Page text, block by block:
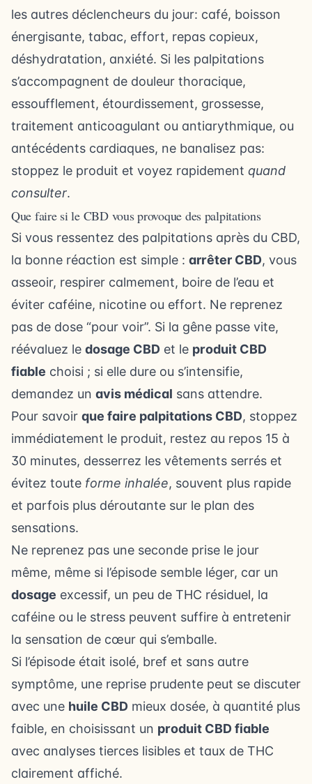
les autres déclencheurs du jour: café, boisson
énergisante, tabac, effort, repas copieux,
déshydratation, anxiété. Si les palpitations
s’accompagnent de douleur thoracique,
essoufflement, étourdissement, grossesse,
traitement anticoagulant ou antiarythmique, ou
antécédents cardiaques, ne banalisez pas:
stoppez le produit et voyez rapidement quand
consulter.
Que faire si le CBD vous provoque des palpitations
Si vous ressentez des palpitations après du CBD,
la bonne réaction est simple : arrêter CBD, vous
asseoir, respirer calmement, boire de l’eau et
éviter caféine, nicotine ou effort. Ne reprenez
pas de dose “pour voir”. Si la gêne passe vite,
réévaluez le dosage CBD et le produit CBD
fiable choisi ; si elle dure ou s’intensifie,
demandez un avis médical sans attendre.
Pour savoir que faire palpitations CBD, stoppez
immédiatement le produit, restez au repos 15 à
30 minutes, desserrez les vêtements serrés et
évitez toute forme inhalée, souvent plus rapide
et parfois plus déroutante sur le plan des
sensations.
Ne reprenez pas une seconde prise le jour
même, même si l’épisode semble léger, car un
dosage excessif, un peu de THC résiduel, la
caféine ou le stress peuvent suffire à entretenir
la sensation de cœur qui s’emballe.
Si l’épisode était isolé, bref et sans autre
symptôme, une reprise prudente peut se discuter
avec une huile CBD mieux dosée, à quantité plus
faible, en choisissant un produit CBD fiable
avec analyses tierces lisibles et taux de THC
clairement affiché.